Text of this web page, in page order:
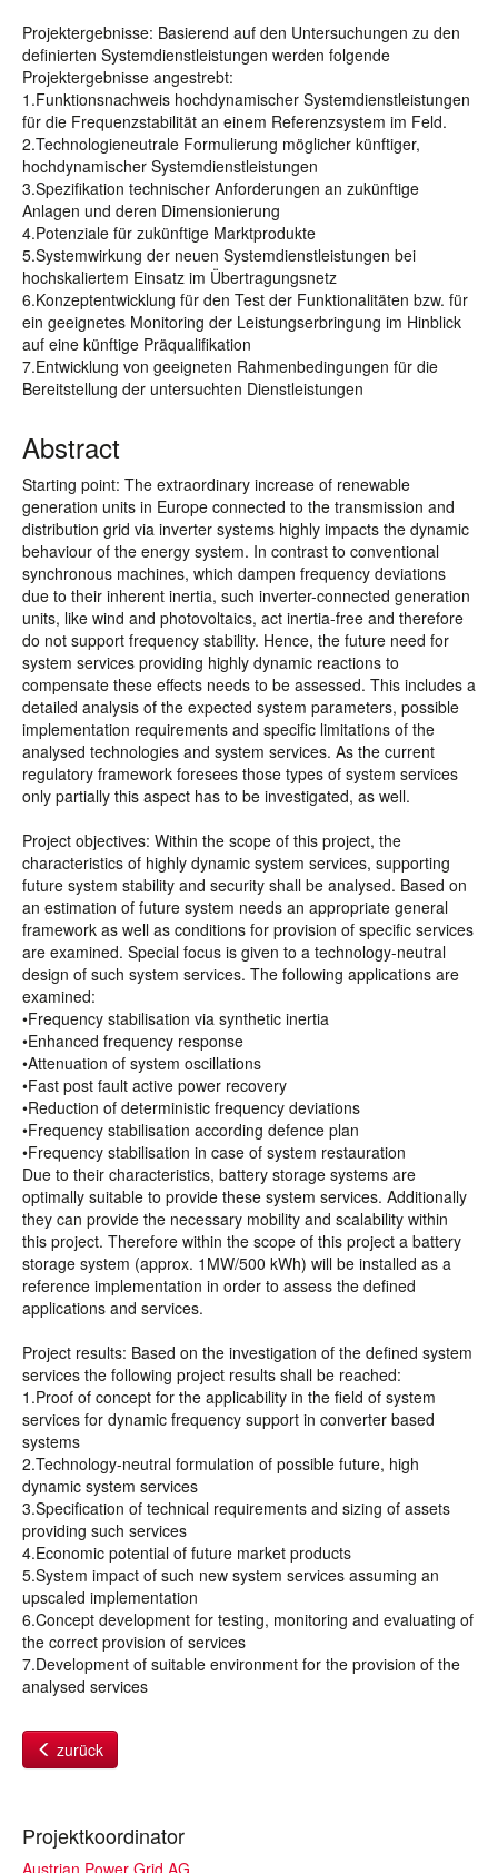
Projektergebnisse: Basierend auf den Untersuchungen zu den
definierten Systemdienstleistungen werden folgende
Projektergebnisse angestrebt:
1.Funktionsnachweis hochdynamischer Systemdienstleistungen
für die Frequenzstabilität an einem Referenzsystem im Feld.
2.Technologieneutrale Formulierung möglicher künftiger,
hochdynamischer Systemdienstleistungen
3.Spezifikation technischer Anforderungen an zukünftige
Anlagen und deren Dimensionierung
4.Potenziale für zukünftige Marktprodukte
5.Systemwirkung der neuen Systemdienstleistungen bei
hochskaliertem Einsatz im Übertragungsnetz
6.Konzeptentwicklung für den Test der Funktionalitäten bzw. für
ein geeignetes Monitoring der Leistungserbringung im Hinblick
auf eine künftige Präqualifikation
7.Entwicklung von geeigneten Rahmenbedingungen für die
Bereitstellung der untersuchten Dienstleistungen
Abstract
Starting point: The extraordinary increase of renewable
generation units in Europe connected to the transmission and
distribution grid via inverter systems highly impacts the dynamic
behaviour of the energy system. In contrast to conventional
synchronous machines, which dampen frequency deviations
due to their inherent inertia, such inverter-connected generation
units, like wind and photovoltaics, act inertia-free and therefore
do not support frequency stability. Hence, the future need for
system services providing highly dynamic reactions to
compensate these effects needs to be assessed. This includes a
detailed analysis of the expected system parameters, possible
implementation requirements and specific limitations of the
analysed technologies and system services. As the current
regulatory framework foresees those types of system services
only partially this aspect has to be investigated, as well.
Project objectives: Within the scope of this project, the
characteristics of highly dynamic system services, supporting
future system stability and security shall be analysed. Based on
an estimation of future system needs an appropriate general
framework as well as conditions for provision of specific services
are examined. Special focus is given to a technology-neutral
design of such system services. The following applications are
examined:
•Frequency stabilisation via synthetic inertia
•Enhanced frequency response
•Attenuation of system oscillations
•Fast post fault active power recovery
•Reduction of deterministic frequency deviations
•Frequency stabilisation according defence plan
•Frequency stabilisation in case of system restauration
Due to their characteristics, battery storage systems are
optimally suitable to provide these system services. Additionally
they can provide the necessary mobility and scalability within
this project. Therefore within the scope of this project a battery
storage system (approx. 1MW/500 kWh) will be installed as a
reference implementation in order to assess the defined
applications and services.
Project results: Based on the investigation of the defined system
services the following project results shall be reached:
1.Proof of concept for the applicability in the field of system
services for dynamic frequency support in converter based
systems
2.Technology-neutral formulation of possible future, high
dynamic system services
3.Specification of technical requirements and sizing of assets
providing such services
4.Economic potential of future market products
5.System impact of such new system services assuming an
upscaled implementation
6.Concept development for testing, monitoring and evaluating of
the correct provision of services
7.Development of suitable environment for the provision of the
analysed services
zurück
Projektkoordinator
Austrian Power Grid AG